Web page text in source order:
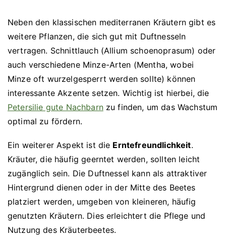
Neben den klassischen mediterranen Kräutern gibt es
weitere Pflanzen, die sich gut mit Duftnesseln
vertragen. Schnittlauch (Allium schoenoprasum) oder
auch verschiedene Minze-Arten (Mentha, wobei
Minze oft wurzelgesperrt werden sollte) können
interessante Akzente setzen. Wichtig ist hierbei, die
Petersilie gute Nachbarnzu finden, um das Wachstum
optimal zu fördern.
Ein weiterer Aspekt ist die Erntefreundlichkeit.
Kräuter, die häufig geerntet werden, sollten leicht
zugänglich sein. Die Duftnessel kann als attraktiver
Hintergrund dienen oder in der Mitte des Beetes
platziert werden, umgeben von kleineren, häufig
genutzten Kräutern. Dies erleichtert die Pflege und
Nutzung des Kräuterbeetes.